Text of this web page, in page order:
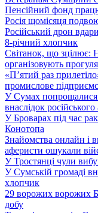
Пенсійний фонд
Росія щомісяця
Російський дрон
8-річний хлопчик
Світанок, що зцілює:
організовують
«П’ятий раз
промислове
У Сумах попрощалися
внаслідок російського
У Броварах під час
Конотопа
Знайомства онлайн і
аферисти ошукали
У Тростянці чули
У Сумській громаді
хлопчик
29 ворожих ворожих
добу